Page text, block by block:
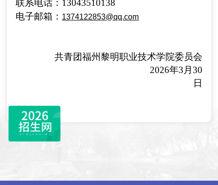
联系电话： 13043510138
电子邮箱： 1374122853@qq.com
共青团福州黎明职业技术学院委员会
2026年3月30
日